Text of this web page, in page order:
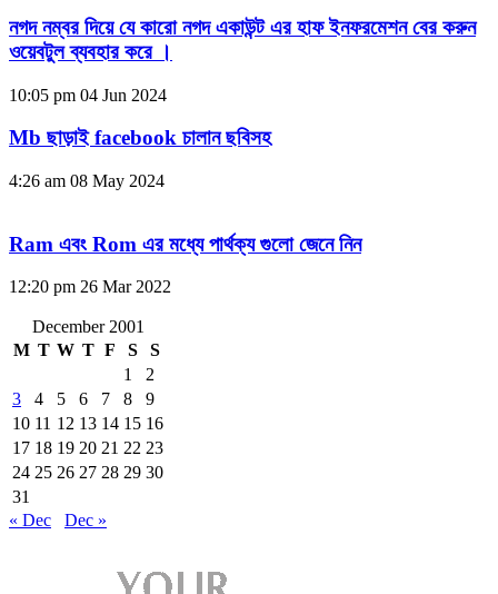
নগদ নম্বর দিয়ে যে কারো নগদ একাউন্ট এর হাফ ইনফরমেশন বের করুন
ওয়েবটুল ব্যবহার করে ।
10:05 pm 04 Jun 2024
Mb ছাড়াই facebook চালান ছবিসহ
4:26 am 08 May 2024
Ram এবং Rom এর মধ্যে পার্থক্য গুলো জেনে নিন
12:20 pm 26 Mar 2022
December 2001
M T W T F S
S
1
2
3
4 5 6 7 8
9
10 11 12 13 14 15 16
17 18 19 20 21 22 23
24 25 26 27 28 29 30
31
« Dec
Dec »